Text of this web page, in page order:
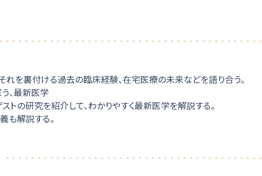
を裏付ける過去の臨床経験、在宅医療の未来などを語り合う。
、最新医学
の研究を紹介して、わかりやすく最新医学を解説する。
解説する。